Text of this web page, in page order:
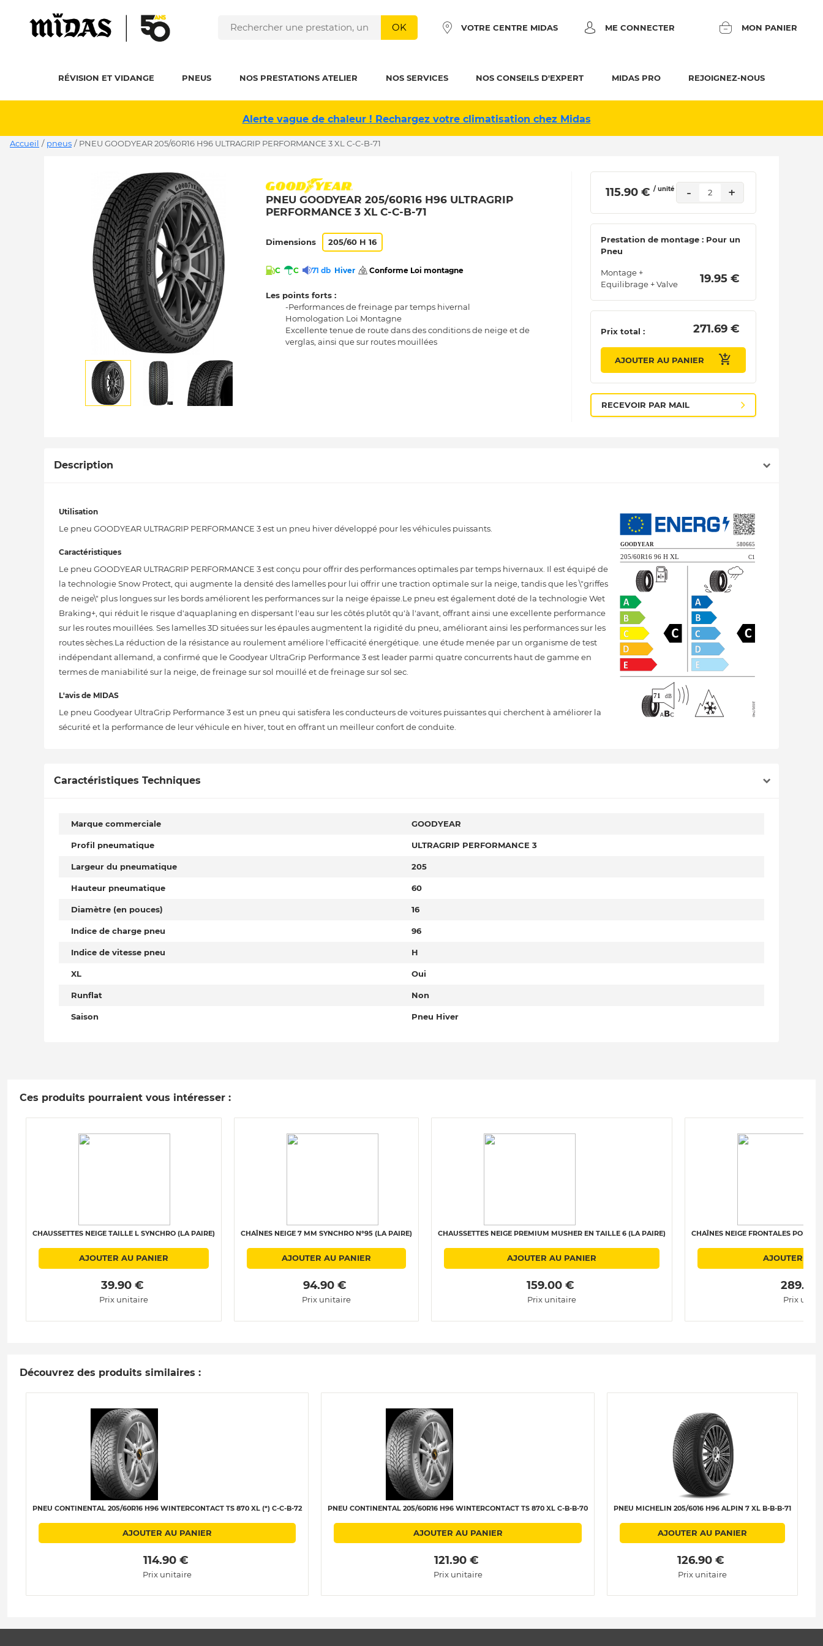
OK VOTRE CENTRE MIDAS ME CONNECTER MON PANIER
RÉVISION ET VIDANGE PNEUS NOS PRESTATIONS ATELIER NOS SERVICES NOS CONSEILS D'EXPERT MIDAS PRO REJOIGNEZ-NOUS
Alerte vague de chaleur ! Rechargez votre climatisation chez Midas
Accueil / pneus / PNEU GOODYEAR 205/60R16 H96 ULTRAGRIP PERFORMANCE 3 XL C-C-B-71
PNEU GOODYEAR 205/60R16 H96 ULTRAGRIP
PERFORMANCE 3 XL C-C-B-71
Dimensions 205/60 H 16
C C 71 db Hiver Conforme Loi montagne
Les points forts :
-Performances de freinage par temps hivernal
Homologation Loi Montagne
Excellente tenue de route dans des conditions de neige et de
verglas, ainsi que sur routes mouillées
115.90 € / unité - 2 +
Prestation de montage : Pour un
Pneu
Montage +
Equilibrage + Valve
19.95 €
Prix total : 271.69 €
AJOUTER AU PANIER
RECEVOIR PAR MAIL
Description
Utilisation
Le pneu GOODYEAR ULTRAGRIP PERFORMANCE 3 est un pneu hiver développé pour les véhicules puissants.
Caractéristiques
Le pneu GOODYEAR ULTRAGRIP PERFORMANCE 3 est conçu pour offrir des performances optimales par temps hivernaux. Il est équipé de
la technologie Snow Protect, qui augmente la densité des lamelles pour lui offrir une traction optimale sur la neige, tandis que les \"griffes
de neige\" plus longues sur les bords améliorent les performances sur la neige épaisse.Le pneu est également doté de la technologie Wet
Braking+, qui réduit le risque d'aquaplaning en dispersant l'eau sur les côtés plutôt qu'à l'avant, offrant ainsi une excellente performance
sur les routes mouillées. Ses lamelles 3D situées sur les épaules augmentent la rigidité du pneu, améliorant ainsi les performances sur les
routes sèches.La réduction de la résistance au roulement améliore l'efficacité énergétique. une étude menée par un organisme de test
indépendant allemand, a confirmé que le Goodyear UltraGrip Performance 3 est leader parmi quatre concurrents haut de gamme en
termes de maniabilité sur la neige, de freinage sur sol mouillé et de freinage sur sol sec.
L'avis de MIDAS
Le pneu Goodyear UltraGrip Performance 3 est un pneu qui satisfera les conducteurs de voitures puissantes qui cherchent à améliorer la
sécurité et la performance de leur véhicule en hiver, tout en offrant un meilleur confort de conduite.
Caractéristiques Techniques
Marque commerciale GOODYEAR
Profil pneumatique ULTRAGRIP PERFORMANCE 3
Largeur du pneumatique 205
Hauteur pneumatique 60
Diamètre (en pouces) 16
Indice de charge pneu 96
Indice de vitesse pneu H
XL Oui
Runflat Non
Saison Pneu Hiver
Ces produits pourraient vous intéresser :
CHAUSSETTES NEIGE TAILLE L SYNCHRO (LA PAIRE)
AJOUTER AU PANIER
39.90 €
Prix unitaire
CHAÎNES NEIGE 7 MM SYNCHRO N°95 (LA PAIRE)
AJOUTER AU PANIER
94.90 €
Prix unitaire
CHAUSSETTES NEIGE PREMIUM MUSHER EN TAILLE 6 (LA PAIRE)
AJOUTER AU PANIER
159.00 €
Prix unitaire
CHAÎNES NEIGE FRONTALES
AJOUTER AU
Prix
Découvrez des produits similaires :
PNEU CONTINENTAL 205/60R16 H96 WINTERCONTACT TS 870 XL (*) C-C-B-72
AJOUTER AU PANIER
114.90 €
Prix unitaire
PNEU CONTINENTAL 205/60R16 H96 WINTERCONTACT TS 870 XL C-B-B-70
AJOUTER AU PANIER
121.90 €
Prix unitaire
PNEU MICHELIN 205/6016 H96 ALPIN 7 XL B-B-B-71
AJOUTER AU PANIER
126.90 €
Prix unitaire